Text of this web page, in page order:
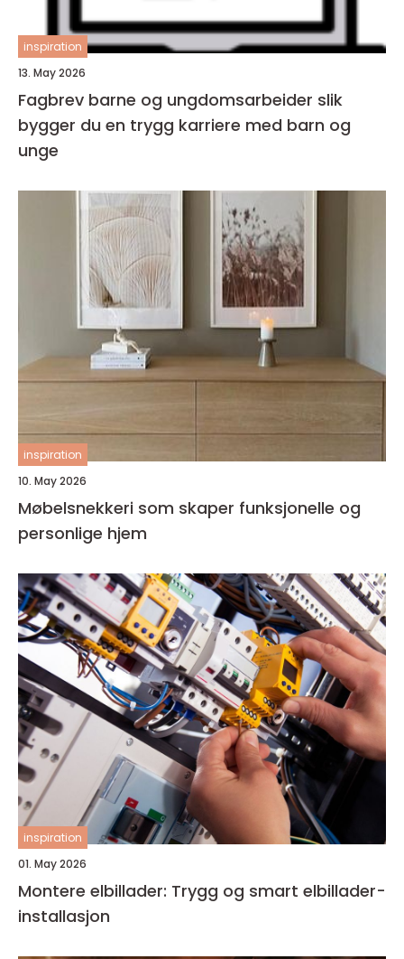
inspiration
13. May 2026
Fagbrev barne og ungdomsarbeider slik
bygger du en trygg karriere med barn og
unge
inspiration
10. May 2026
Møbelsnekkeri som skaper funksjonelle og
personlige hjem
inspiration
01. May 2026
Montere elbillader: Trygg og smart elbillader-
installasjon